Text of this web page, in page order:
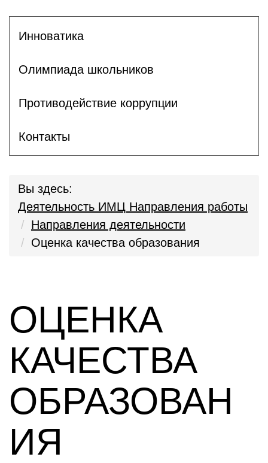
Инноватика
Олимпиада школьников
Противодействие коррупции
Контакты
Вы здесь:
Деятельность ИМЦ Направления работы
Направления деятельности
Оценка качества образования
ОЦЕНКА
КАЧЕСТВА
ОБРАЗОВАН
ИЯ